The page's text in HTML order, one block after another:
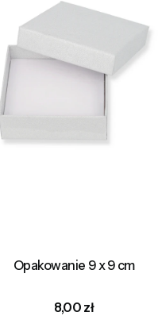
Opakowanie 9 x 9 cm
Cena
8,00 zł